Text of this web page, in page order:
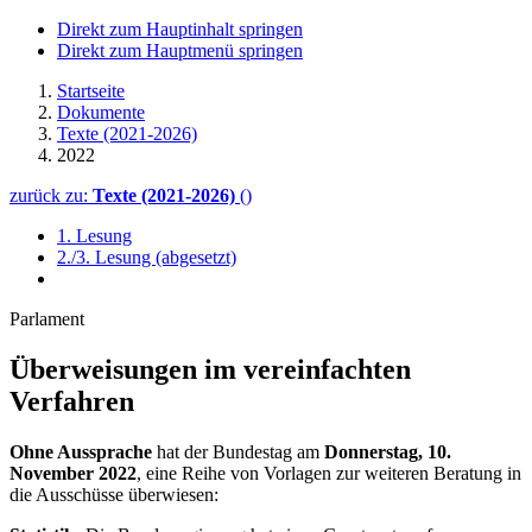
Direkt zum Hauptinhalt springen
Direkt zum Hauptmenü springen
Startseite
Dokumente
Texte (2021-2026)
2022
zurück zu: Texte (2021-2026) ()
1. Lesung
2./3. Lesung (abgesetzt)
Parlament
Überweisungen im vereinfachten
Verfahren
Ohne Aussprache hat der Bundestag am Donnerstag, 10.
November 2022, eine Reihe von Vorlagen zur weiteren Beratung in
die Ausschüsse überwiesen: